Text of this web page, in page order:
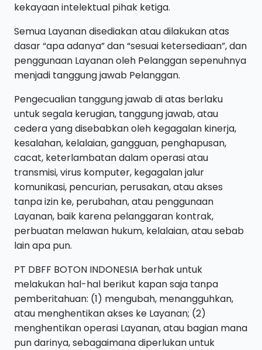
kekayaan intelektual pihak ketiga.
Semua Layanan disediakan atau dilakukan atas
dasar “apa adanya” dan “sesuai ketersediaan”, dan
penggunaan Layanan oleh Pelanggan sepenuhnya
menjadi tanggung jawab Pelanggan.
Pengecualian tanggung jawab di atas berlaku
untuk segala kerugian, tanggung jawab, atau
cedera yang disebabkan oleh kegagalan kinerja,
kesalahan, kelalaian, gangguan, penghapusan,
cacat, keterlambatan dalam operasi atau
transmisi, virus komputer, kegagalan jalur
komunikasi, pencurian, perusakan, atau akses
tanpa izin ke, perubahan, atau penggunaan
Layanan, baik karena pelanggaran kontrak,
perbuatan melawan hukum, kelalaian, atau sebab
lain apa pun.
PT DBFF BOTON INDONESIA berhak untuk
melakukan hal-hal berikut kapan saja tanpa
pemberitahuan: (1) mengubah, menangguhkan,
atau menghentikan akses ke Layanan; (2)
menghentikan operasi Layanan, atau bagian mana
pun darinya, sebagaimana diperlukan untuk